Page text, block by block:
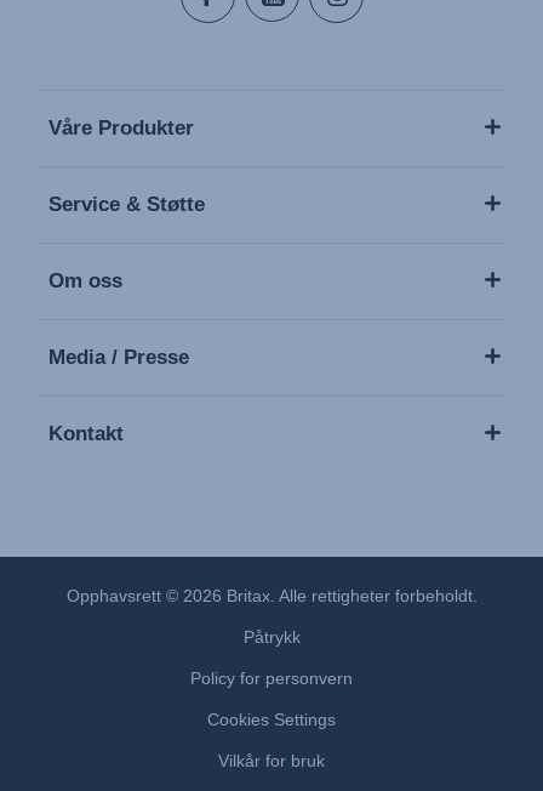
Våre Produkter
Service & Støtte
Om oss
Media / Presse
Kontakt
Opphavsrett © 2026 Britax. Alle rettigheter forbeholdt.
Påtrykk
Policy for personvern
Cookies Settings
Vilkår for bruk